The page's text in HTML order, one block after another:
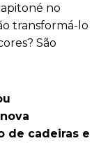
no
transformá-lo
São
de cadeiras e